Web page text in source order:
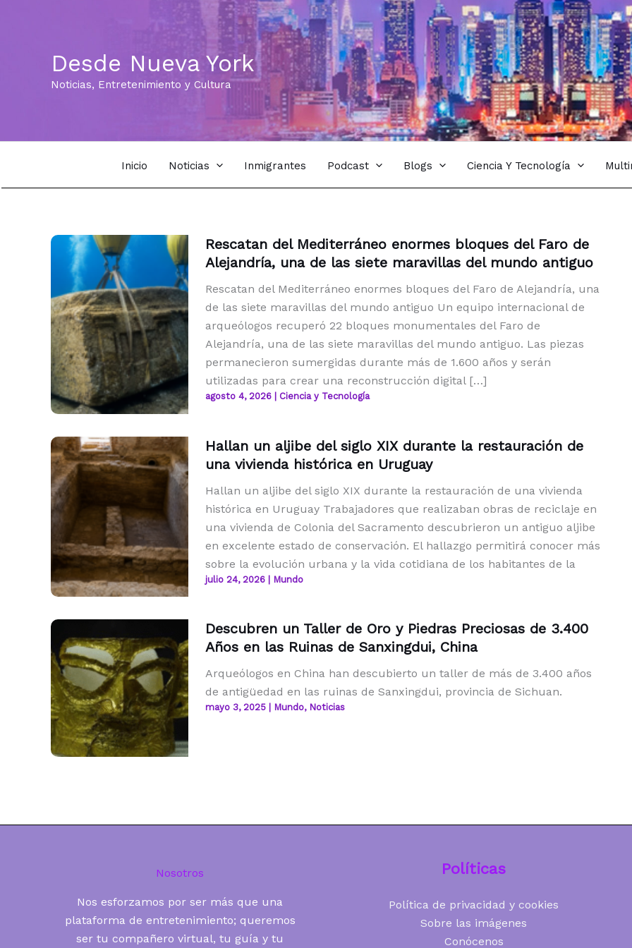
Desde Nueva York
Noticias, Entretenimiento y Cultura
Inicio Noticias Inmigrantes Podcast Blogs Ciencia Y Tecnología
Rescatan del Mediterráneo enormes bloques del Faro de
Alejandría, una de las siete maravillas del mundo antiguo
Rescatan del Mediterráneo enormes bloques del Faro de Alejandría, una
de las siete maravillas del mundo antiguo Un equipo internacional de
arqueólogos recuperó 22 bloques monumentales del Faro de
Alejandría, una de las siete maravillas del mundo antiguo. Las piezas
permanecieron sumergidas durante más de 1.600 años y serán
utilizadas para crear una reconstrucción digital […]
agosto 4, 2026 Ciencia y Tecnología
Hallan un aljibe del siglo XIX durante la restauración de
una vivienda histórica en Uruguay
Hallan un aljibe del siglo XIX durante la restauración de una vivienda
histórica en Uruguay Trabajadores que realizaban obras de reciclaje en
una vivienda de Colonia del Sacramento descubrieron un antiguo aljibe
en excelente estado de conservación. El hallazgo permitirá conocer más
sobre la evolución urbana y la vida cotidiana de los habitantes de la
julio 24, 2026 | Mundo
Descubren un Taller de Oro y Piedras Preciosas de 3.400
Años en las Ruinas de Sanxingdui, China
Arqueólogos en China han descubierto un taller de más de 3.400 años
de antigüedad en las ruinas de Sanxingdui, provincia de Sichuan.
mayo 3, 2025 Mundo, Noticias
Nosotros
Nos esforzamos por ser más que una
plataforma de entretenimiento; queremos
ser tu compañero virtual, tu guía y tu
Políticas
Política de privacidad y cookies
Sobre las imágenes
Conócenos